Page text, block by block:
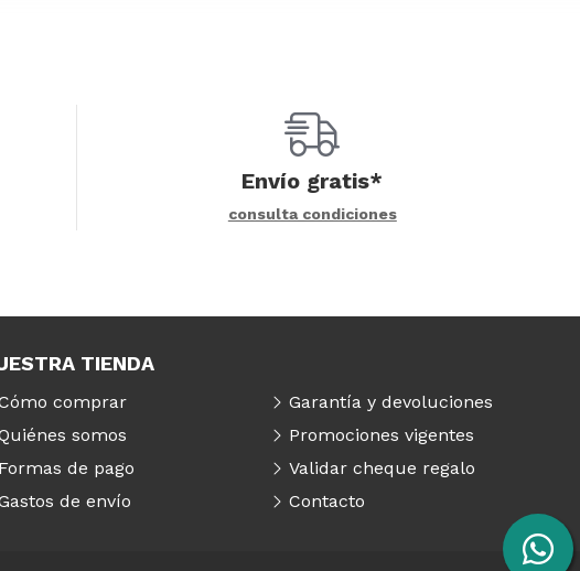
Envío gratis*
consulta condiciones
TIENDA
comprar
somos
Formas de pago
de envío
Garantía y devoluciones
Promociones vigentes
Validar cheque regalo
Contacto